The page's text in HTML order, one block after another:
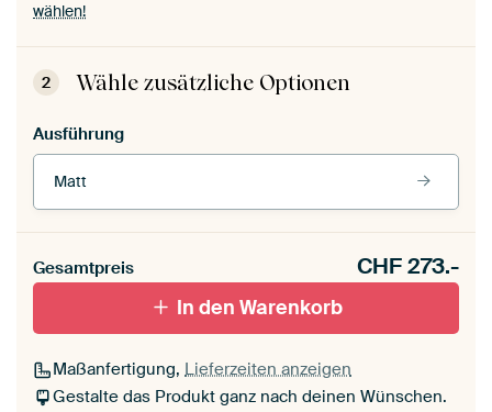
wählen!
2 Wähle zusätzliche Optionen
Ausführung
Matt
Gesamtpreis CHF273.-
In den Warenkorb
Maßanfertigung, Lieferzeiten anzeigen
Gestalte das Produkt ganz nach deinen Wünschen.